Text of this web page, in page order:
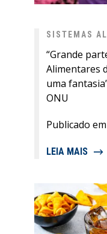
SISTEMAS
“Grande
Alimentares
uma
ONU
Publicado
LEIA MAIS